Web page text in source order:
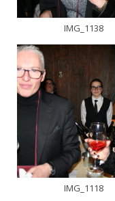
IMG_1138
IMG_1118